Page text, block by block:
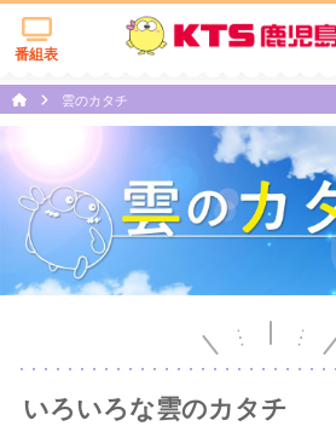
番組表
雲のカタチ
いろいろな雲のカタチ